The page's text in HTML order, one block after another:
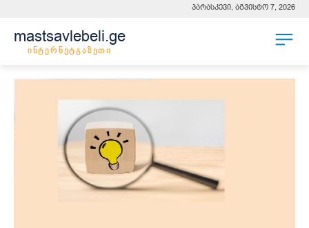
პარასკევი, აგვისტო 7, 2026
mastsavlebeli.ge
ინტერნეტგაზეთი